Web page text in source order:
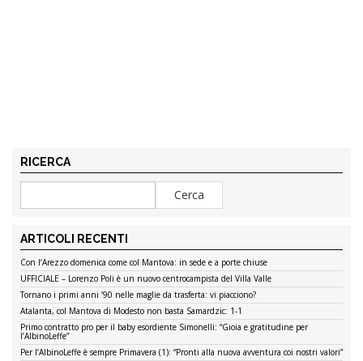
RICERCA
ARTICOLI RECENTI
Con l’Arezzo domenica come col Mantova: in sede e a porte chiuse
UFFICIALE – Lorenzo Poli è un nuovo centrocampista del Villa Valle
Tornano i primi anni ’90 nelle maglie da trasferta: vi piacciono?
Atalanta, col Mantova di Modesto non basta Samardzic: 1-1
Primo contratto pro per il baby esordiente Simonelli: “Gioia e gratitudine per
l’AlbinoLeffe”
Per l’AlbinoLeffe è sempre Primavera (1): “Pronti alla nuova avventura coi nostri valori”